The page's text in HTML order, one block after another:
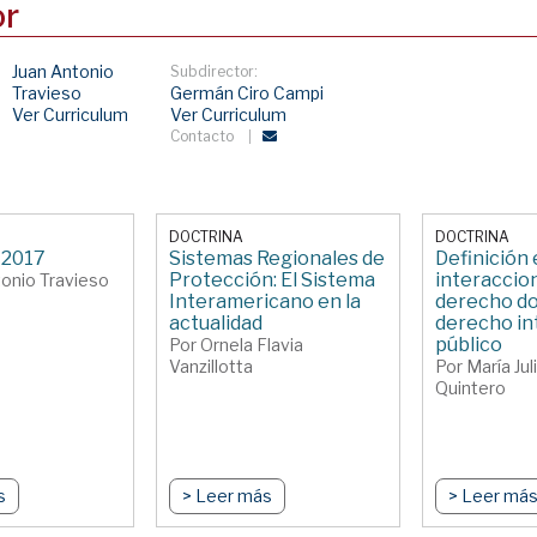
Juan Antonio
Travieso
Ver Curriculum
Subdirector:
Germán Ciro Campi
Ver Curriculum
Contacto
Travieso
DOCTRINA
Sistemas Regionales de
Protección: El Sistema
Interamericano en la
actualidad
Por Ornela Flavia
Vanzillotta
> Leer más
DOCTRINA
Definición
derecho
derecho
público
Por María
Quintero
> Leer más